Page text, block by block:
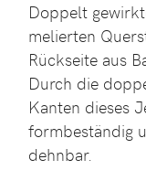
Doppelt
melierten
Rückseite aus
Durch die
Kanten dieses
formbeständig
dehnbar.